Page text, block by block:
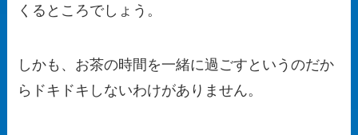
くるところでしょう。
しかも、お茶の時間を一緒に過ごすというのだか
らドキドキしないわけがありません。